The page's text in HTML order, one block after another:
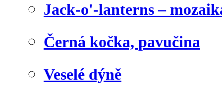
Jack-o'-lanterns –
Černá kočka, pavučina
Veselé dýně